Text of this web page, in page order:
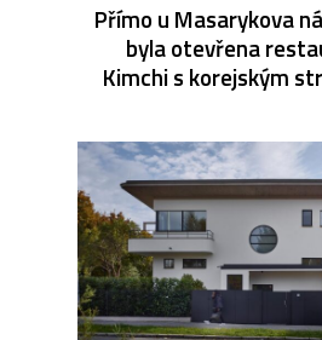
Přímo u Masarykova
byla otevřena
Kimchi s korejským